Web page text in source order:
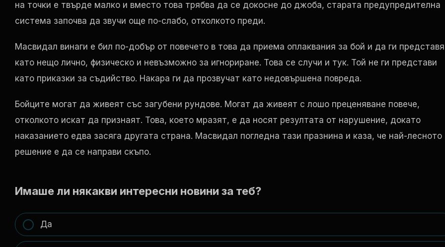
на точки е твърде малко и вместо това трябва да се докосне до джоба, старата предупредителна
система започва да звучи още по-слабо, отколкото преди.
Масвидал винаги е бил по-добър от повечето в това да приема оплаквания за бой и да ги представя
като нещо лично, физическо и невъзможно за игнориране. Това се случи и тук. Той не ги представи
като приказки за съдийство. Накара ги да прозвучат като недовършена повреда.
Бойците могат да живеят със загубени рундове. Могат да живеят с лошо преценяване повече,
отколкото искат да признаят. Това, което мразят, е да носят резултата от нарушение, докато
наказанието едва засяга другата страна. Масвидал погледна тази празнина и каза, че най-лесното
решение е да се направи скъпо.
Имаше ли някакви интересни новини за теб?
Да